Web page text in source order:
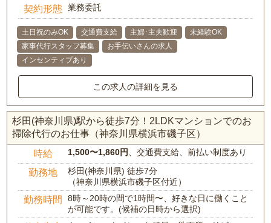
契約形態 業務委託
土日祝のみOK 交通費支給 主婦･主夫歓迎
未経験OK
家事代行スタッフ募集
お手伝いさんの求人
インセンティブあり
この求人の詳細を見る
杉田(神奈川県)駅から徒歩7分！2LDKマンションでのお
掃除代行のお仕事（神奈川県横浜市磯子区）
時給 1,500〜1,860円 、交通費支給、前払い制度あり
勤務地
杉田(神奈川県) 徒歩7分
（神奈川県横浜市磯子区付近）
勤務時間
8時～20時の間で1時間〜、好きな日に働くこと
が可能です。(候補の日時から選択)